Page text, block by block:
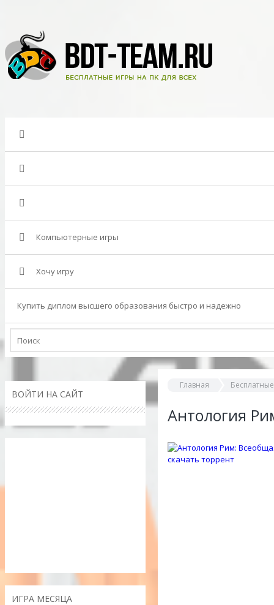
Компьютерные игры
Хочу игру
Купить диплом высшего образования быстро и надежно
Главная
Антология
ВОЙТИ НА САЙТ
ИГРА МЕСЯЦА